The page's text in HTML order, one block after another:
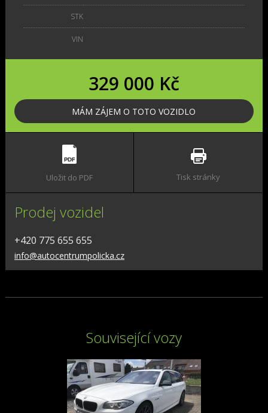
STK
VIN
329 000 Kč
MÁM ZÁJEM O TOTO VOZIDLO
Uložit do PDF Tisk stránky
Prodej vozidel
+420 775 655 655
info@autocentrumpolicka.cz
Související vozy